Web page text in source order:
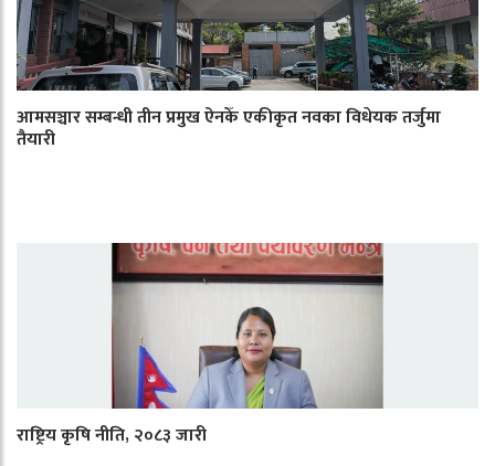
आमसञ्चार सम्बन्धी तीन प्रमुख ऐनकेँ एकीकृत नवका विधेयक तर्जुमा
तैयारी
राष्ट्रिय कृषि नीति, २०८३ जारी